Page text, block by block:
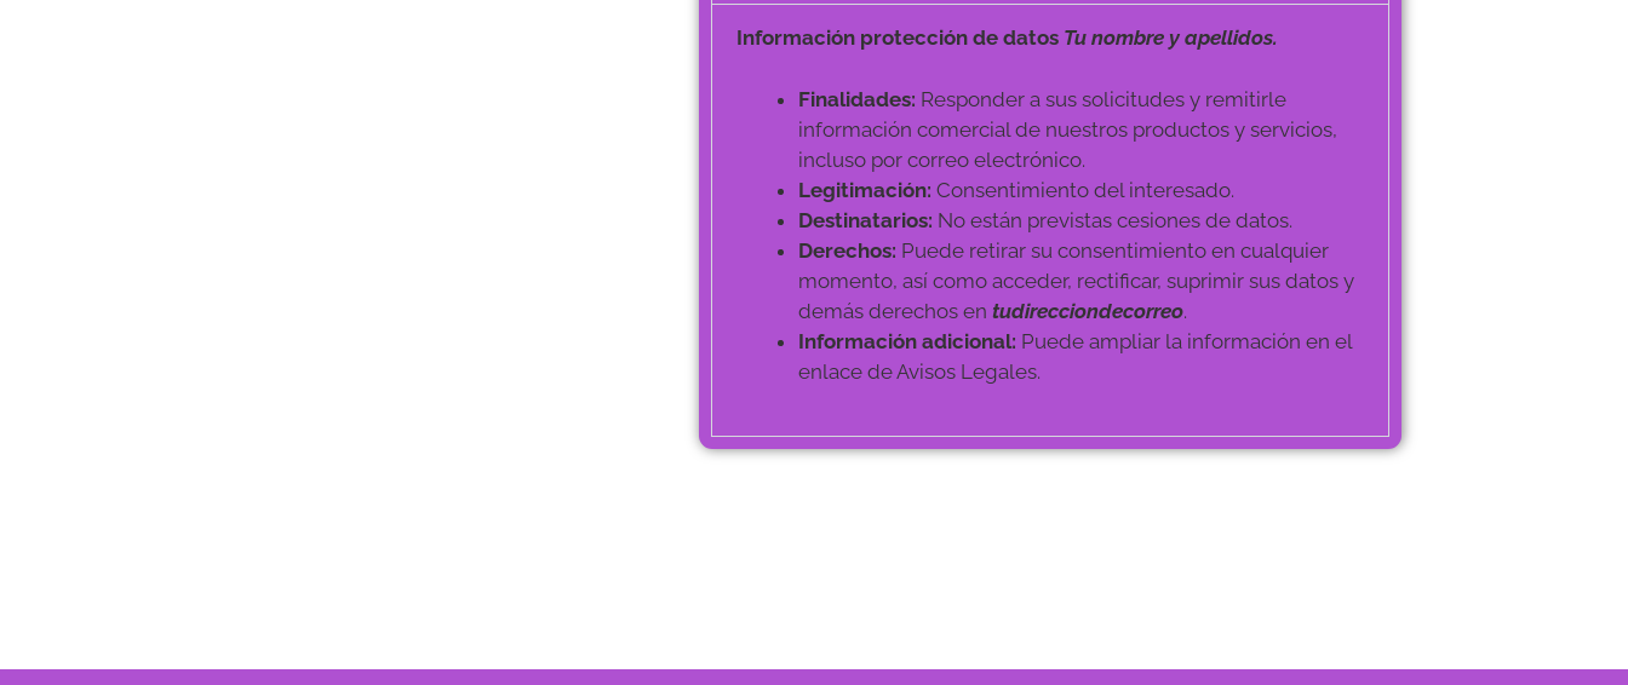
Información protección de datos Tu nombre y apellidos.
Finalidades: Responder a sus solicitudes y remitirle
información comercial de nuestros productos y servicios,
incluso por correo electrónico.
Legitimación: Consentimiento del interesado.
Destinatarios: No están previstas cesiones de datos.
Derechos: Puede retirar su consentimiento en cualquier
momento, así como acceder, rectificar, suprimir sus datos y
demás derechos en tudirecciondecorreo.
Información adicional: Puede ampliar la información en el
enlace de Avisos Legales.